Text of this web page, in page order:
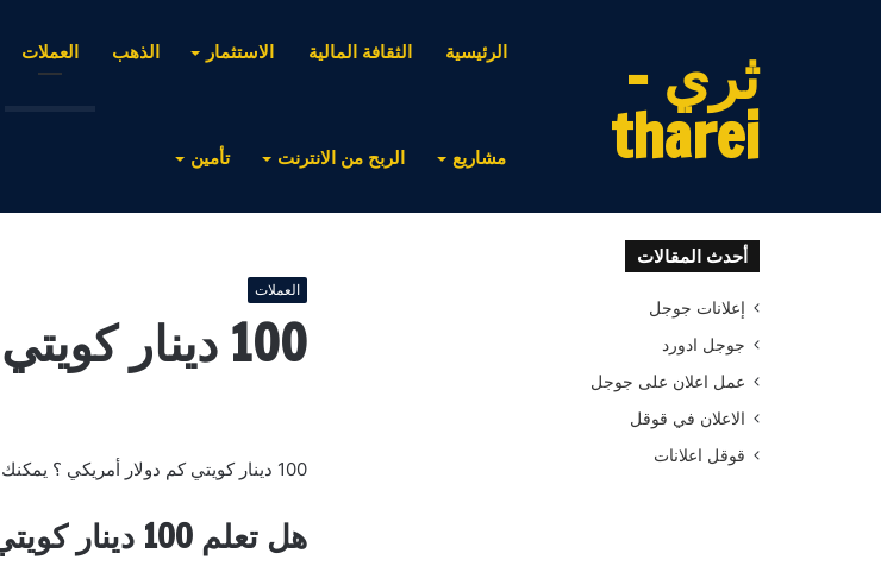
ثري -
tharei
الرئيسية الثقافة المالية الاستثمار الذهب العملات
مشاريع الربح من الانترنت تأمين
العملات
100 دينار كويتي كم دولار أمريكي
100 دينار كويتي كم دولار أمريكي ؟ يمكنك معرفة اسعار العملات بشكل فوري وأيضا أي مبلغ تريده .
هل تعلم 100 دينار كويتي كم دولار أمريكي ؟
أحدث المقالات
إعلانات جوجل
جوجل ادورد
عمل اعلان على جوجل
الاعلان في قوقل
قوقل اعلانات